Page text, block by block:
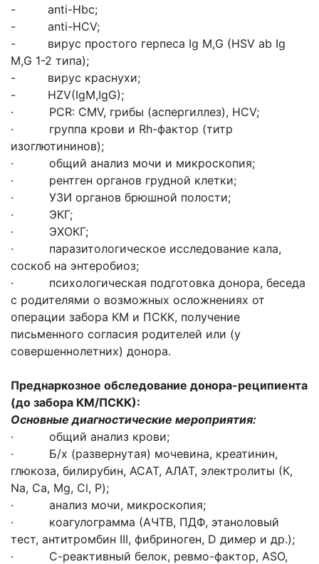
- anti-Hbc;
- anti-HCV;
- вирус простого герпеса Ig M,G (HSV ab Ig
M,G 1-2 типа);
- вирус краснухи;
- HZV(IgM,IgG);
· PCR: CMV, грибы (аспергиллез), HCV;
· группа крови и Rh-фактор (титр
изоглютининов);
· общий анализ мочи и микроскопия;
· рентген органов грудной клетки;
· УЗИ органов брюшной полости;
· ЭКГ;
· ЭХОКГ;
· паразитологическое исследование кала,
соскоб на энтеробиоз;
· психологическая подготовка донора, беседа
с родителями о возможных осложнениях от
операции забора КМ и ПСКК, получение
письменного согласия родителей или (у
совершеннолетних) донора.
Преднаркозное обследование донора-реципиента
(до забора КМ/ПСКК):
Основные диагностические мероприятия:
· общий анализ крови;
· Б/х (развернутая) мочевина, креатинин,
глюкоза, билирубин, АСАТ, АЛАТ, электролиты (К,
Na, Ca, Mg, Cl, P);
· анализ мочи, микроскопия;
· коагулограмма (АЧТВ, ПДФ, этаноловый
тест, антитромбин III, фибриноген, D димер и др.);
· С-реактивный белок, ревмо-фактор, ASO,